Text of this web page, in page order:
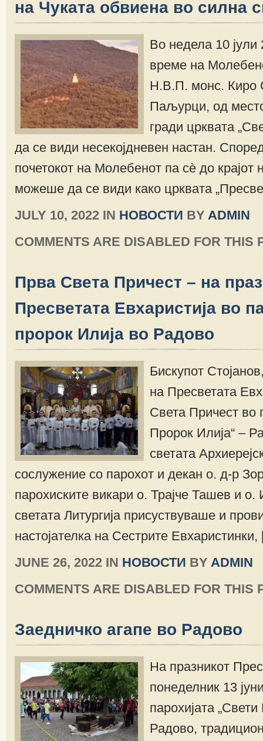
на Чуката обвиена во силна
Во недела 10 јули
време на
Н.В.П. монс. Киро
Паљурци, од
гради црквата
да се види несекојдневен настан.
почетокот на Молебенот па сѐ до крајот
можеше да се види како црквата
JULY 10, 2022 IN НОВОСТИ BY ADMIN
COMMENTS ARE DISABLED FOR THIS
Прва Света Причест – на
Пресветата Евхаристија во
пророк Илија во Радово
Бискупот
на Пресветата
Света Причест во
Пророк Илија“ –
светата
сослужение со парохот и декан о. д-р
парохиските викари о. Трајче Ташев и о.
светата Литургија присуствуваше и
настојателка на Сестрите
JUNE 26, 2022 IN НОВОСТИ BY ADMIN
COMMENTS ARE DISABLED FOR THIS
Заедничко агапе во Радово
На празникот
понеделник 13
парохијата
Радово,